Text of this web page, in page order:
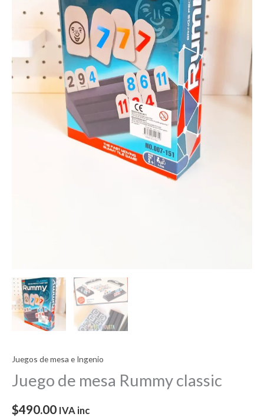
Juegos de mesa e Ingenio
Juego de mesa Rummy classic
$490.00 IVA inc